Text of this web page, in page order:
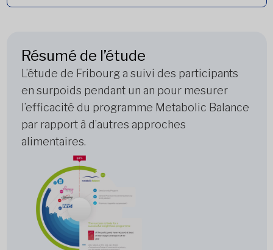
Résumé de l’étude
L’étude de Fribourg a suivi des participants
en surpoids pendant un an pour mesurer
l’efficacité du programme Metabolic Balance
par rapport à d’autres approches
alimentaires.